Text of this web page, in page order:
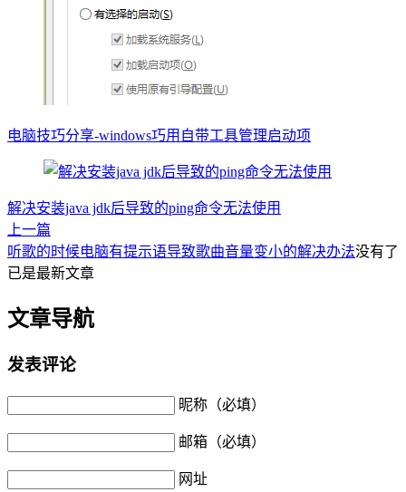
电脑技巧分享-windows巧用自带工具管理启动项
解决安装java jdk后导致的ping命令无法使用
上一篇
听歌的时候电脑有提示语导致歌曲音量变小的解决办法没有了
已是最新文章
文章导航
发表评论
昵称（必填）
邮箱（必填）
网址